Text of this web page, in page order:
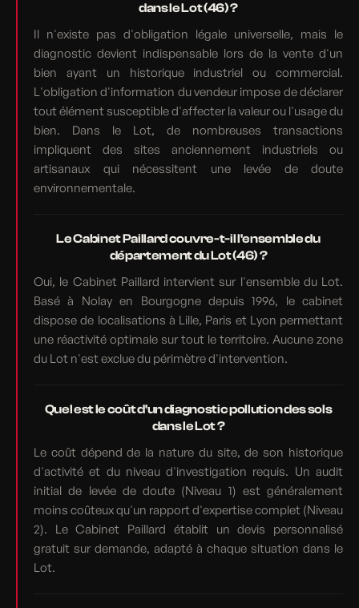
dans le Lot (46) ?
Il n'existe pas d'obligation légale universelle, mais le
diagnostic devient indispensable lors de la vente d'un
bien ayant un historique industriel ou commercial.
L'obligation d'information du vendeur impose de déclarer
tout élément susceptible d'affecter la valeur ou l'usage du
bien. Dans le Lot, de nombreuses transactions
impliquent des sites anciennement industriels ou
artisanaux qui nécessitent une levée de doute
environnementale.
Le Cabinet Paillard couvre-t-il l'ensemble du
département du Lot (46) ?
Oui, le Cabinet Paillard intervient sur l'ensemble du Lot.
Basé à Nolay en Bourgogne depuis 1996, le cabinet
dispose de localisations à Lille, Paris et Lyon permettant
une réactivité optimale sur tout le territoire. Aucune zone
du Lot n'est exclue du périmètre d'intervention.
Quel est le coût d'un diagnostic pollution des sols
dans le Lot ?
Le coût dépend de la nature du site, de son historique
d'activité et du niveau d'investigation requis. Un audit
initial de levée de doute (Niveau 1) est généralement
moins coûteux qu'un rapport d'expertise complet (Niveau
2). Le Cabinet Paillard établit un devis personnalisé
gratuit sur demande, adapté à chaque situation dans le
Lot.